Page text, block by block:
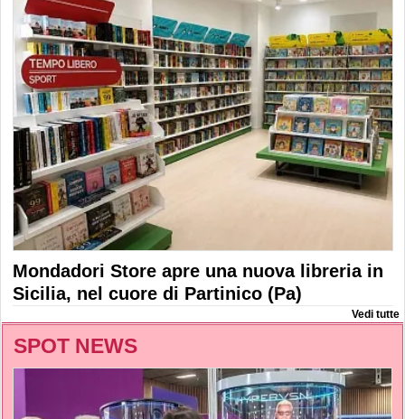
Mondadori Store apre una nuova libreria in
Sicilia, nel cuore di Partinico (Pa)
Vedi tutte
SPOT NEWS